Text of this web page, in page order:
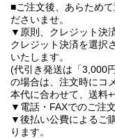
■ご注文後、あらため
ださいませ。
▼原則、クレジット決
クレジット決済を選択
いたします。
(代引き発送は「3,000
の場合は、注文時にコ
本代に合わせて、送料
▼電話・FAXでのご注
▼後払い公費によるご
ります。